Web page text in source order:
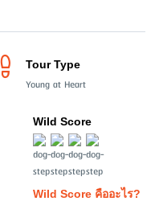
Tour Type
Young at Heart
Wild Score
Wild Score คืออะไร?